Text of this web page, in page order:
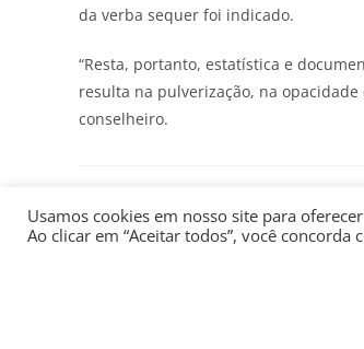
da verba sequer foi indicado.
“Resta, portanto, estatística e
resulta na pulverização, na
conselheiro.
VOCÊ TAMBÉM PODE
Usamos cookies em nosso site para
Ao clicar em “Aceitar todos”, você concorda